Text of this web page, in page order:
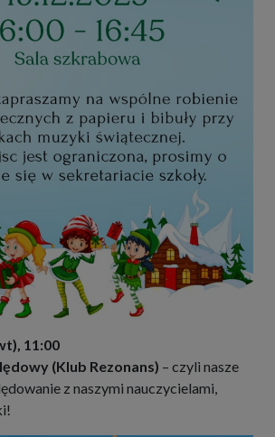
11:00
(Klub Rezonans) – czyli nasze
z naszymi nauczycielami,